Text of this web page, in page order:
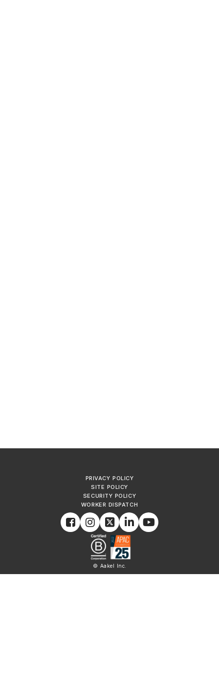
PRIVACY POLICY
SITE POLICY
SECURITY POLICY
WORKER DISPATCH
© Aakel Inc.